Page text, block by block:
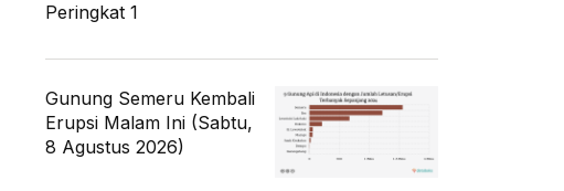
Peringkat 1
Gunung Semeru Kembali
Erupsi Malam Ini (Sabtu,
8 Agustus 2026)